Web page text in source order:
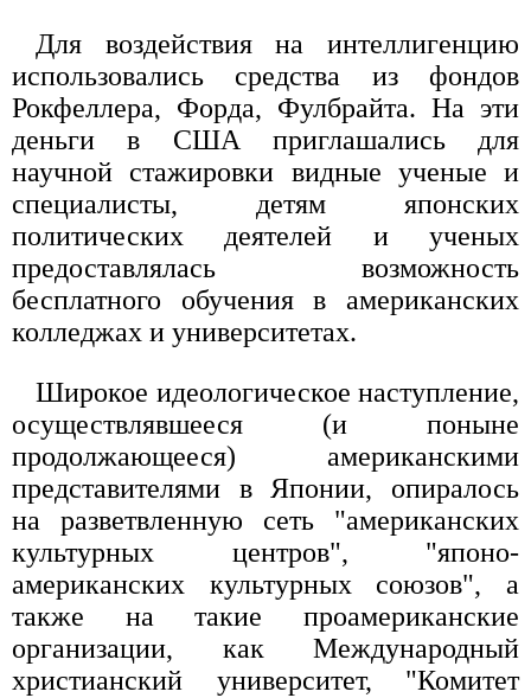
Для воздействия на интеллигенцию
использовались средства из фондов
Рокфеллера, Форда, Фулбрайта. На эти
деньги в США приглашались для
научной стажировки видные ученые и
специалисты, детям японских
политических деятелей и ученых
предоставлялась возможность
бесплатного обучения в американских
колледжах и университетах.
Широкое идеологическое наступление,
осуществлявшееся (и поныне
продолжающееся) американскими
представителями в Японии, опиралось
на разветвленную сеть "американских
культурных центров", "японо-
американских культурных союзов", а
также на такие проамериканские
организации, как Международный
христианский университет, "Комитет